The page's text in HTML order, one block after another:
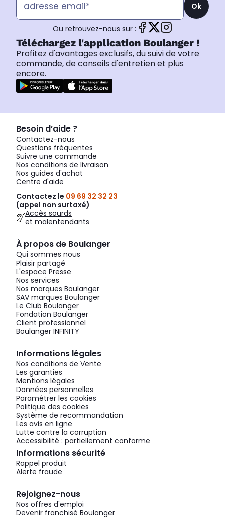
Ok
Ou retrouvez-nous sur :
Téléchargez l'application Boulanger !
Profitez d'avantages exclusifs, du suivi de votre
commande, de conseils d'entretien et plus
encore.
Besoin d’aide ?
Contactez-nous
Questions fréquentes
Suivre une commande
Nos conditions de livraison
Nos guides d'achat
Centre d'aide
Contactez le 09 69 32 32 23
(appel non surtaxé)
Accès sourds
et malentendants
À propos de Boulanger
Qui sommes nous
Plaisir partagé
L'espace Presse
Nos services
Nos marques Boulanger
SAV marques Boulanger
Le Club Boulanger
Fondation Boulanger
Client professionnel
Boulanger INFINITY
Informations légales
Nos conditions de Vente
Les garanties
Mentions légales
Données personnelles
Paramétrer les cookies
Politique des cookies
Système de recommandation
Les avis en ligne
Lutte contre la corruption
Accessibilité : partiellement conforme
Informations sécurité
Rappel produit
Alerte fraude
Rejoignez-nous
Nos offres d'emploi
Devenir franchisé Boulanger